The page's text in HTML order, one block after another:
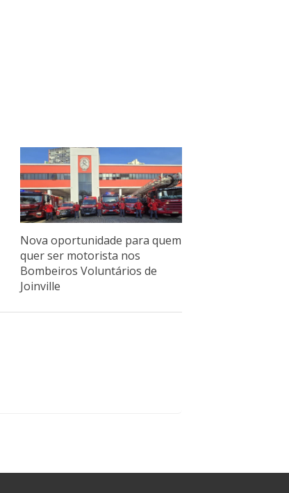
Nova oportunidade para quem
quer ser motorista nos
Bombeiros Voluntários de
Joinville